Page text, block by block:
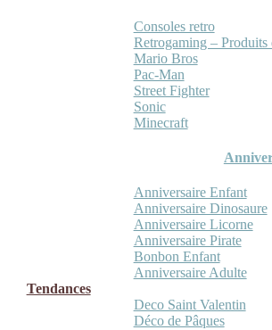
Consoles retro
Retrogaming – Produits
Mario Bros
Pac-Man
Street Fighter
Sonic
Minecraft
Anniversaire Enfant
Anniversaire Dinosaure
Anniversaire Licorne
Anniversaire Pirate
Bonbon Enfant
Anniversaire Adulte
Tendances
Deco Saint Valentin
Déco de Pâques